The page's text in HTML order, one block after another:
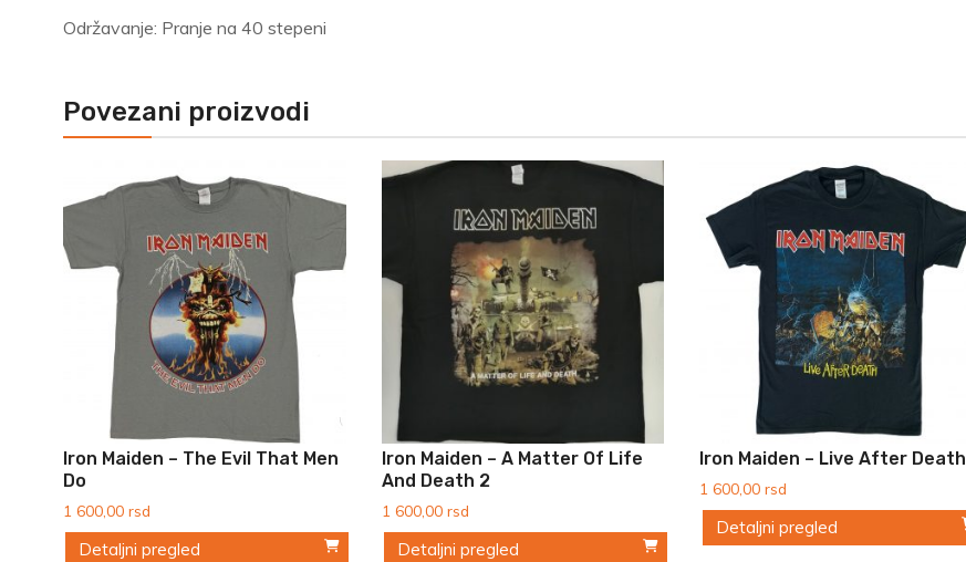
Održavanje: Pranje na 40 stepeni
Povezani proizvodi
Iron Maiden – The Evil That Men
Do
1 600,00 rsd
Detaljni pregled
Iron Maiden – A Matter Of Life
And Death 2
1 600,00 rsd
Detaljni pregled
Iron Maiden – Live After Death
1 600,00rsd
Detaljni pregled